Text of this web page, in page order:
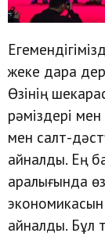
жеке дара
Өзінің
рәміздері
мен салт-
айналды. Ең
аралығында
айналды. Бұл